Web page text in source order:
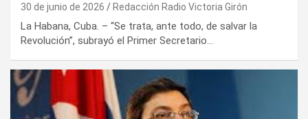
30 de junio de 2026 Redacción Radio Victoria Girón
La Habana, Cuba. – “Se trata, ante todo, de salvar la
Revolución”, subrayó el Primer Secretario…